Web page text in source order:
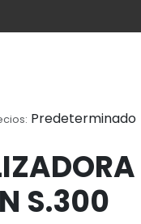
Predeterminado
S.300